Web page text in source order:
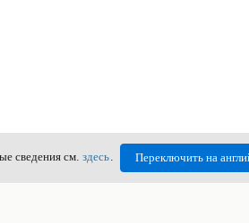
сведения см. здесь. Переключить на